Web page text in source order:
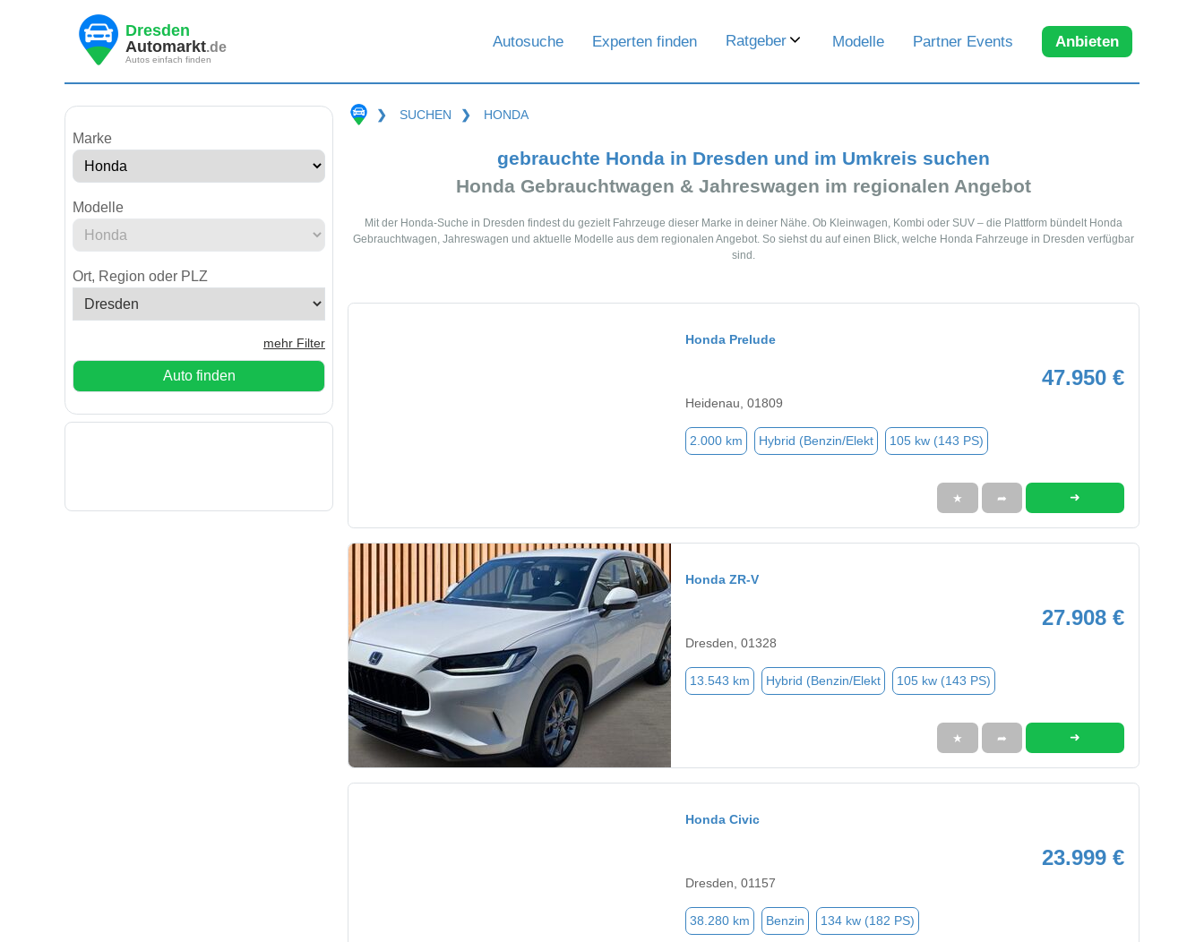
Dresden
Automarkt.de
Autos einfach finden
Autosuche Experten finden Ratgeber Modelle Partner Events Anbieten
Marke
Modelle
Ort, Region oder PLZ
mehr Filter
Auto finden
❯ SUCHEN ❯ HONDA
gebrauchte Honda in Dresden und im Umkreis suchen
Honda Gebrauchtwagen & Jahreswagen im regionalen Angebot
Mit der Honda-Suche in Dresden findest du gezielt Fahrzeuge dieser Marke in deiner Nähe. Ob Kleinwagen, Kombi oder SUV – die Plattform bündelt Honda
Gebrauchtwagen, Jahreswagen und aktuelle Modelle aus dem regionalen Angebot. So siehst du auf einen Blick, welche Honda Fahrzeuge in Dresden verfügbar
sind.
Honda Prelude
47.950 €
Heidenau, 01809
2.000 km Hybrid (Benzin/Elekt 105 kw (143 PS)
★ ➦ ➜
Honda ZR-V
27.908 €
Dresden, 01328
13.543 km Hybrid (Benzin/Elekt 105 kw (143 PS)
★ ➦ ➜
Honda Civic
23.999 €
Dresden, 01157
38.280 km Benzin 134 kw (182 PS)